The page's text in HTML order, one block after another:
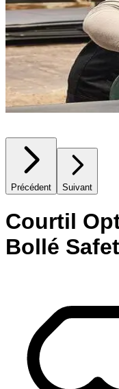
Précédent Suivant
Courtil
Bollé